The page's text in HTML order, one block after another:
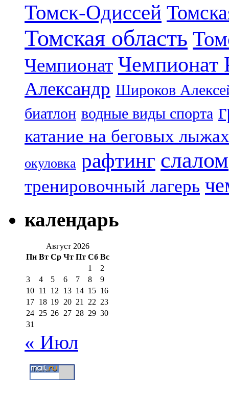
Томск-Одиссей
Томская область
Чемпионат Чемпионат
Александр Широков
биатлон водные виды спорта
катание на беговых лыжах
окуловка рафтинг слалом
тренировочный лагерь
календарь
Август 2026
Пн Вт Ср Чт Пт Сб Вс
1
2
3
4 5 6 7 8
9
10 11 12 13 14 15 16
17 18 19 20 21 22 23
24 25 26 27 28 29 30
31
« Июл